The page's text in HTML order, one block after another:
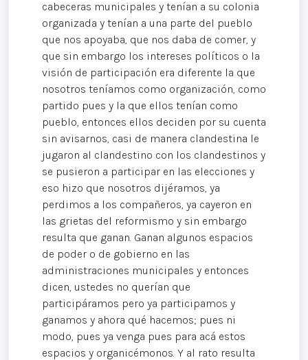
cabeceras municipales y tenían a su colonia
organizada y tenían a una parte del pueblo
que nos apoyaba, que nos daba de comer, y
que sin embargo los intereses políticos o la
visión de participación era diferente la que
nosotros teníamos como organización, como
partido pues y la que ellos tenían como
pueblo, entonces ellos deciden por su cuenta
sin avisarnos, casi de manera clandestina le
jugaron al clandestino con los clandestinos y
se pusieron a participar en las elecciones y
eso hizo que nosotros dijéramos, ya
perdimos a los compañeros, ya cayeron en
las grietas del reformismo y sin embargo
resulta que ganan. Ganan algunos espacios
de poder o de gobierno en las
administraciones municipales y entonces
dicen, ustedes no querían que
participáramos pero ya participamos y
ganamos y ahora qué hacemos; pues ni
modo, pues ya venga pues para acá estos
espacios y organicémonos. Y al rato resulta